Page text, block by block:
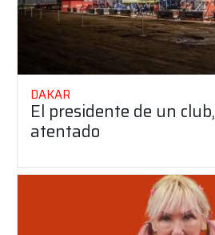
DAKAR
El presidente de un
atentado